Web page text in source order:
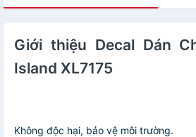
Giới thiệu Decal Dán
Island XL7175
Không độc hại, bảo vệ môi trường.